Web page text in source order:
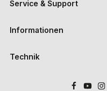
Service & Support
Informationen
Technik